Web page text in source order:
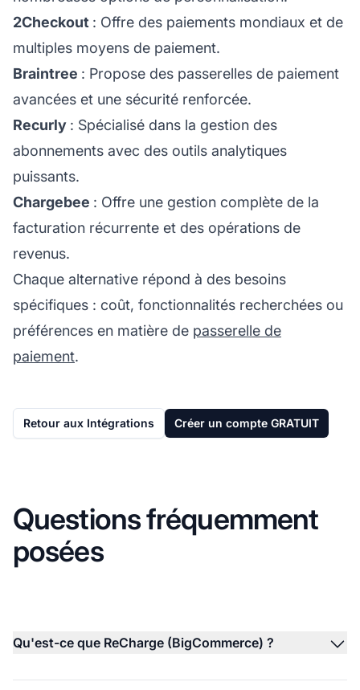
2Checkout : Offre des paiements mondiaux et de
multiples moyens de paiement.
Braintree : Propose des passerelles de paiement
avancées et une sécurité renforcée.
Recurly : Spécialisé dans la gestion des
abonnements avec des outils analytiques
puissants.
Chargebee : Offre une gestion complète de la
facturation récurrente et des opérations de
revenus.
Chaque alternative répond à des besoins
spécifiques : coût, fonctionnalités recherchées ou
préférences en matière de passerelle de
paiement.
Retour aux Intégrations Créer un compte GRATUIT
Questions fréquemment
posées
Qu'est-ce que ReCharge (BigCommerce) ?